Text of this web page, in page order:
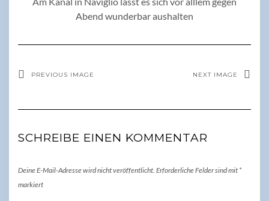
Abend wunderbar aushalten
PREVIOUS IMAGE NEXT IMAGE
SCHREIBE EINEN KOMMENTAR
Deine E-Mail-Adresse wird nicht veröffentlicht. Erforderliche Felder sind mit *
markiert